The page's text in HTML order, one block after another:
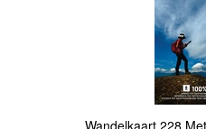
Wandelkaart 228